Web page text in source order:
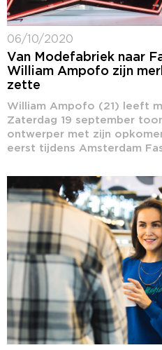
06/10/2020
Van Modefabriek naar
William Ampofo zijn
zette
William Ampofo (21) leeft
Zaterdag 19 september
ontwerper met zijn
eerst tijdens Amsterdam